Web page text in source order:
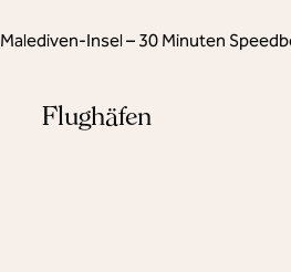
Malediven-Insel – 30 Minuten
Flughäfen